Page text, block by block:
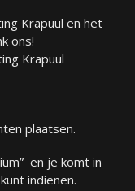
Krapuul en het
ons!
Krapuul
plaatsen.
en je komt in
indienen.